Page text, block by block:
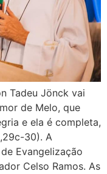
Tadeu Jönck vai
de Melo, que
e ela é completa,
30). A
Evangelização
Celso Ramos. As